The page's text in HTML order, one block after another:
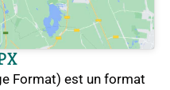
Format) est un format